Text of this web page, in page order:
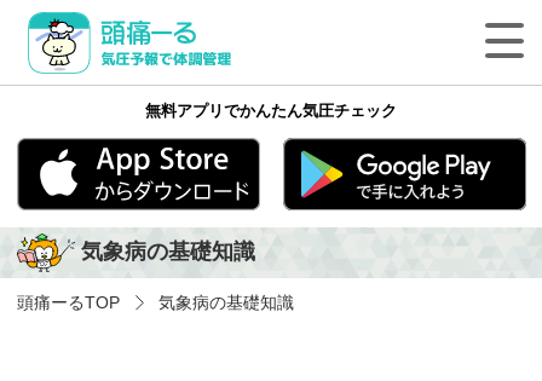
頭痛ーる 気圧予報で体調管理
最新の天気頭痛予報
気象病の基礎知識
気象病を防ぐ方法
無料アプリでかんたん気圧チェック
気象病の基礎知識
頭痛ーるTOP 気象病の基礎知識